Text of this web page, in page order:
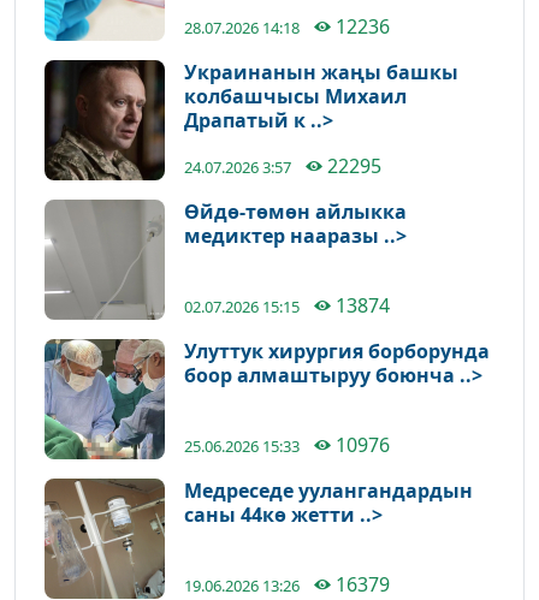
28.07.2026 14:18
12236
Украинанын жаңы башкы
колбашчысы Михаил
Драпатый к ..>
24.07.2026 3:57
22295
Өйдө-төмөн айлыкка
медиктер нааразы ..>
02.07.2026 15:15
13874
Улуттук хирургия борборунда
боор алмаштыруу боюнча ..>
25.06.2026 15:33
10976
Медреседе уулангандардын
саны 44кө жетти ..>
19.06.2026 13:26
16379